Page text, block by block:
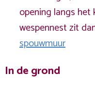
opening langs
wespennest zit
spouwmuur
In de grond